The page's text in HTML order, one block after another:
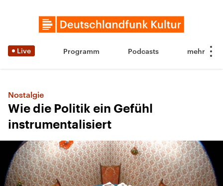
Live Programm Podcasts
Nostalgie
Wie die Politik ein Gefühl
instrumentalisiert